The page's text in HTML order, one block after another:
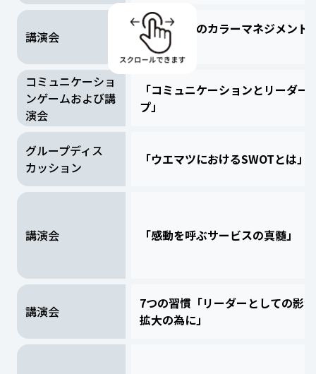
講演会
「現場からのカラーマネジメント
談」
コミュニケーショ
ンゲームおよび講
演会
「コミュニケーションとリーダー
プ」
グループディス
カッション
「ウエマツにおけるSWOTとは」
講演会 「感動を呼ぶサービスの真髄」
講演会
7つの習慣「リーダーとしての影
拡大の為に」